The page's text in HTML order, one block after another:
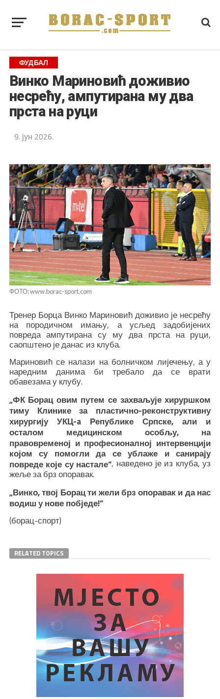
ФУДБАЛ
Винко Мариновић доживио
несрећу, ампутирана му два
прста на руци
9. јун 2026.
ФОТО: www.borac-sport.com
Тренер Борца Винко Мариновић доживио је несрећу
на породичном имању, а усљед задобијених
повреда ампутирана су му два прста на руци,
саопштено је данас из клуба.
Мариновић се налази на болничком лијечењу, а у
наредним данима би требало да се врати
обавезама у клубу.
„ФК Борац овим путем се захваљује хируршком
тиму Клинике за пластично-реконструктивну
хирургију УКЦ-a Републике Српске, али и
осталом медицинском особљу, на
правовременој и професионалној интервенцији
којом су помогли да се ублаже и санирају
повреде које су настале“, наведено је из клуба, уз
жеље за брз опоравак.
„Винко, твој Борац ти жели брз опоравак и да нас
водиш у нове побједе!“
(борац-спорт)
RELATED TOPICS